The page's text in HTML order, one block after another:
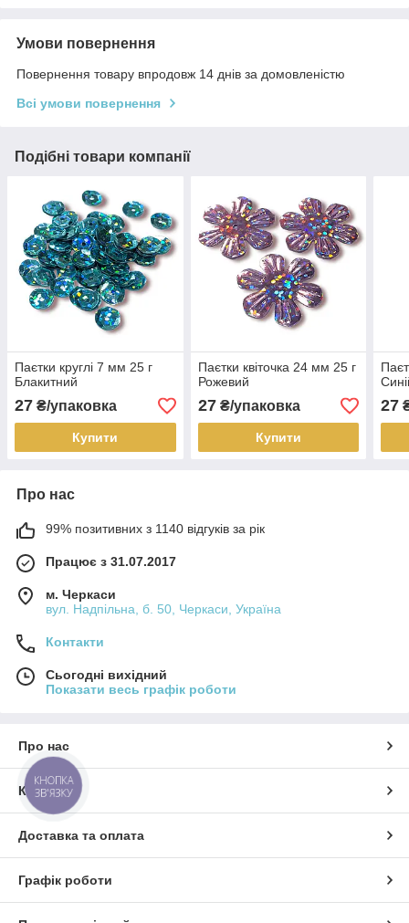
Умови повернення
Повернення товару впродовж 14 днів за домовленістю
Всі умови повернення
Подібні товари компанії
Паєтки круглі 7 мм 25 г
Блакитний
27 ₴/упаковка
Купити
Паєтки квіточка 24 мм 25 г
Рожевий
27₴/упаковка
Купити
27
Про нас
99% позитивних з 1140 відгуків за рік
Працює з 31.07.2017
м. Черкаси
вул. Надпільна, б. 50, Черкаси, Україна
Контакти
Сьогодні вихідний
Показати весь графік роботи
Про нас
Контакти
Доставка та оплата
Графік роботи
КНОПКА
ЗВ'ЯЗКУ